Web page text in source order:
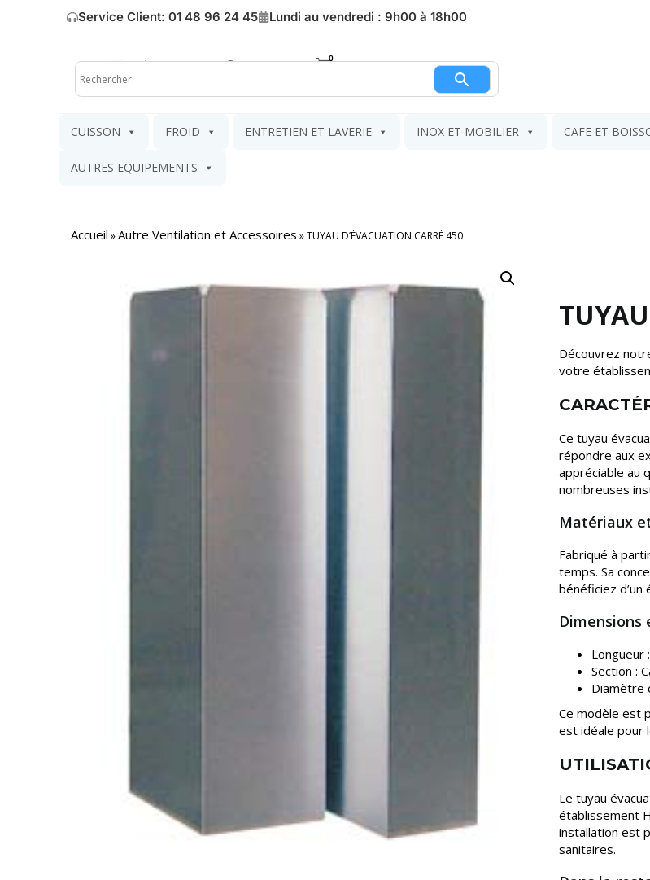
Service Client: 01 48 96 24 45 Lundi au vendredi : 9h00 à 18h00
Mon compte Mon panier
CUISSON FROID ENTRETIEN ET LAVERIE INOX ET MOBILIER CAFE ET
AUTRES EQUIPEMENTS
Accueil »Autre Ventilation et Accessoires »TUYAU D’ÉVACUATION CARRÉ 450
Découvrez
votre
Ce tuyau
répondre aux
appréciable au
nombreuses
Matériaux
Fabriqué à
temps. Sa
bénéficiez
Longueur
Section :
Diamètre
Ce modèle est
est idéale pour
Le tuyau
établissement
installation est
sanitaires.